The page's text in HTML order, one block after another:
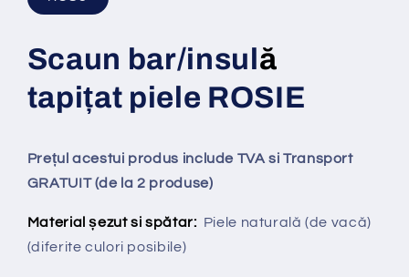
Scaun bar/insulă
tapițat piele ROSIE
Prețul acestui produs include TVA si Transport
GRATUIT (de la 2 produse)
Material șezut si spătar: Piele naturală (de vacă)
(diferite culori posibile)